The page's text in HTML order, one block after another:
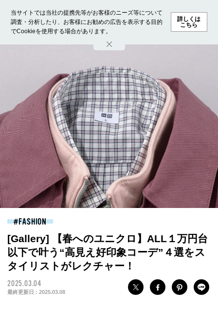
当サイトでは当社の提携先等がお客様のニーズ等について
調査・分析したり、お客様にお勧めの広告を表示する目的
でCookieを使用する場合があります。
詳しくは
こちら
ホーム モデル募集 ランキング ファッション ビューテ
FASHION
[Gallery] 【春へのユニクロ】ALL１万円台
以下で叶う“高見え好印象コーデ”４選をス
タイリストがレクチャー！
2025.03.04
最終更新日 : 2025.03.08